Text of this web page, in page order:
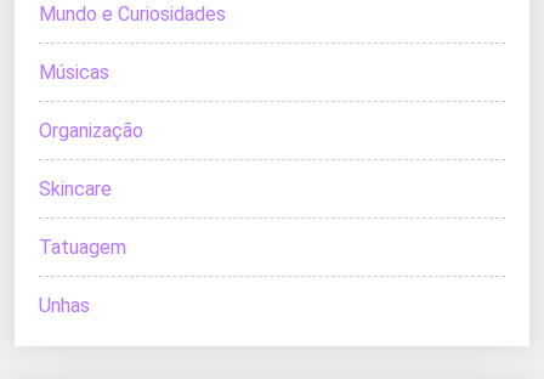
Mundo e Curiosidades
Músicas
Organização
Skincare
Tatuagem
Unhas